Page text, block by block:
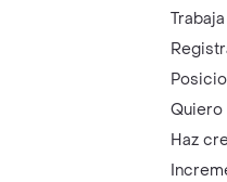
Quiero
Haz